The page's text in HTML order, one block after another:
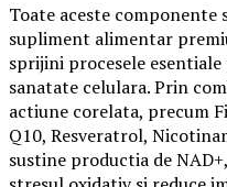
Toate aceste componente
supliment alimentar
sprijini procesele
sanatate celulara. Prin
actiune corelata, precum
Q10, Resveratrol,
sustine productia de